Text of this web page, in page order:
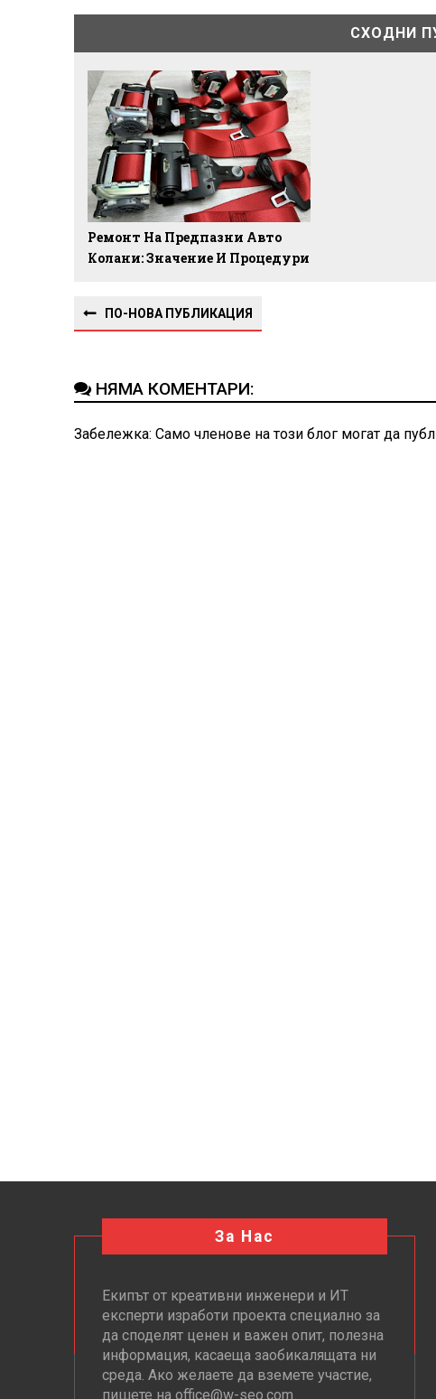
СХОДНИ
Ремонт На Предпазни Авто
Колани: Значение И Процедури
ПО-НОВА ПУБЛИКАЦИЯ
НЯМА КОМЕНТАРИ:
Забележка: Само членове на този блог могат да
За Нас
Екипът от креативни инженери и ИТ
експерти изработи проекта специално за
да споделят ценен и важен опит, полезна
информация, касаеща заобикалящата ни
среда. Ако желаете да вземете участие,
пишете на office@w-seo.com.